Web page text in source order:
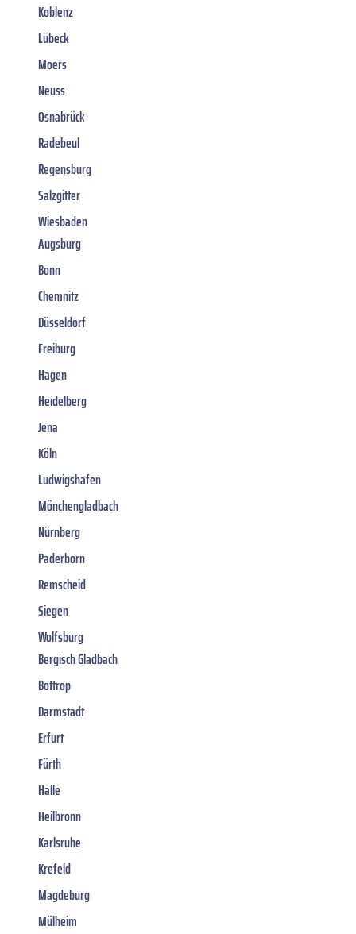
Koblenz
Lübeck
Moers
Neuss
Osnabrück
Radebeul
Regensburg
Salzgitter
Wiesbaden
Augsburg
Bonn
Chemnitz
Düsseldorf
Freiburg
Hagen
Heidelberg
Jena
Köln
Ludwigshafen
Mönchengladbach
Nürnberg
Paderborn
Remscheid
Siegen
Wolfsburg
Bergisch Gladbach
Bottrop
Darmstadt
Erfurt
Fürth
Halle
Heilbronn
Karlsruhe
Krefeld
Magdeburg
Mülheim